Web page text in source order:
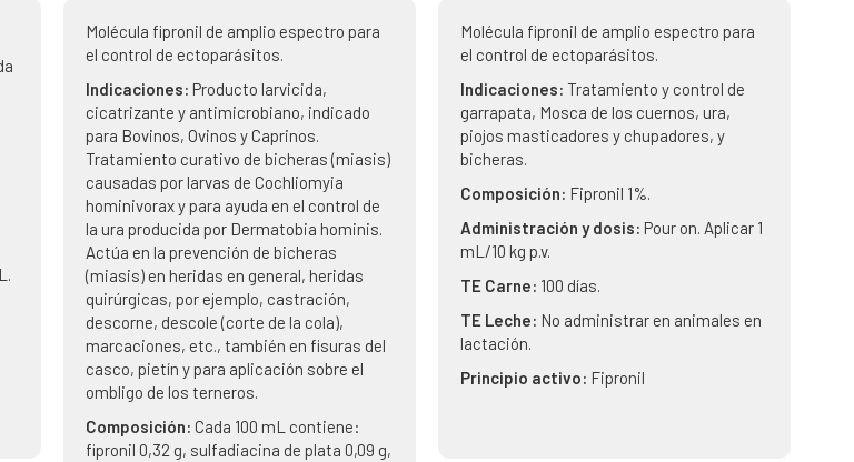
Molécula fipronil de amplio espectro para
el control de ectoparásitos.
Indicaciones: Producto larvicida,
cicatrizante y antimicrobiano, indicado
para Bovinos, Ovinos y Caprinos.
Tratamiento curativo de bicheras (miasis)
causadas por larvas de Cochliomyia
hominivorax y para ayuda en el control de
la ura producida por Dermatobia hominis.
Actúa en la prevención de bicheras
(miasis) en heridas en general, heridas
quirúrgicas, por ejemplo, castración,
descorne, descole (corte de la cola),
marcaciones, etc., también en fisuras del
casco, pietín y para aplicación sobre el
ombligo de los terneros.
Composición: Cada 100 mL contiene:
fipronil 0,32 g, sulfadiacina de plata 0,09 g,
Molécula fipronil de amplio espectro para
el control de ectoparásitos.
Indicaciones: Tratamiento y control de
garrapata, Mosca de los cuernos, ura,
piojos masticadores y chupadores, y
bicheras.
Composición: Fipronil 1%.
Administración y dosis: Pour on. Aplicar 1
mL/10 kg p.v.
TE Carne: 100 días.
TE Leche: No administrar en animales en
lactación.
Principio activo: Fipronil